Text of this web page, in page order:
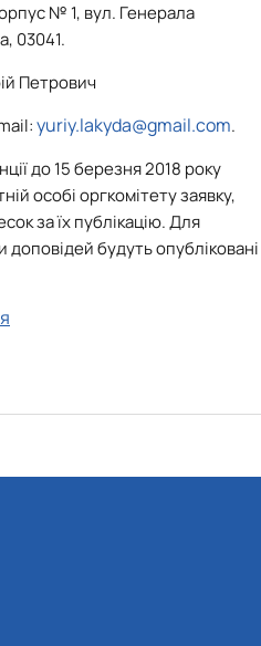
№ 1, вул. Генерала
03041.
Петрович
yuriy.lakyda@gmail.com.
до 15 березня 2018 року
особі оргкомітету заявку,
за їх публікацію. Для
доповідей будуть опубліковані